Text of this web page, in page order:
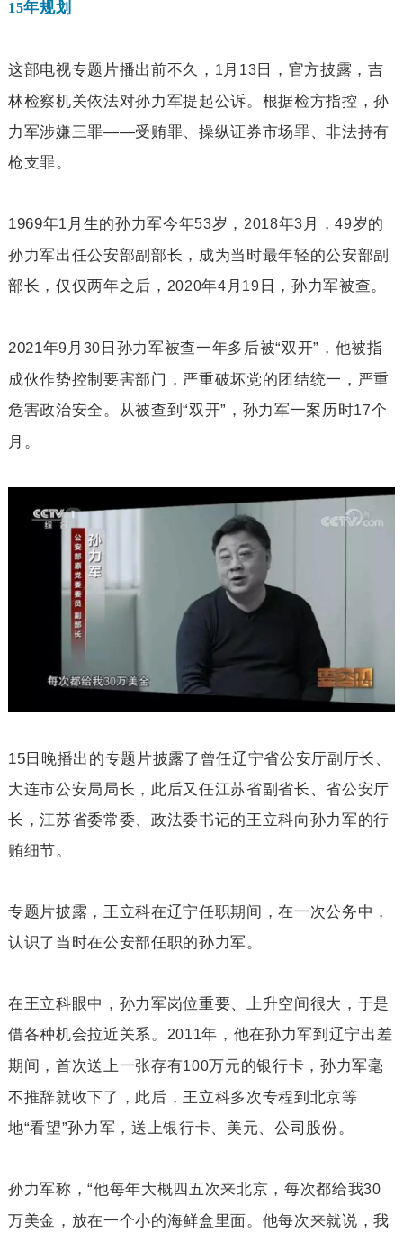
15年规划
这部电视专题片播出前不久， 1 月 13 日，官方披露，吉
林检察机关依法对孙力军提起公诉。根据检方指控，孙
力军涉嫌三罪——受贿罪、操纵证券市场罪、非法持有
枪支罪。
1969年1 月生的孙力军今年53岁， 2018年3 月，49岁的
孙力军出任公安部副部长，成为当时最年轻的公安部副
部长，仅仅两年之后， 2020年4 月 19 日，孙力军被查。
2021年9 月 30 日孙力军被查一年多后被“双开”，他被指
成伙作势控制要害部门，严重破坏党的团结统一，严重
危害政治安全。从被查到“双开”，孙力军一案历时17个
月。
15 日晚播出的专题片披露了曾任辽宁省公安厅副厅长、
大连市公安局局长，此后又任江苏省副省长、省公安厅
长，江苏省委常委、政法委书记的王立科向孙力军的行
贿细节。
专题片披露，王立科在辽宁任职期间，在一次公务中，
认识了当时在公安部任职的孙力军。
在王立科眼中，孙力军岗位重要、上升空间很大，于是
借各种机会拉近关系。
2011年，他在孙力军到辽宁出差
期间，首次送上一张存有100万元的银行卡，孙力军毫
不推辞就收下了，此后，王立科多次专程到北京等
地“看望”孙力军，送上银行卡、美元、公司股份。
孙力军称，“他每年大概四五次来北京，每次都给我30
万美金，放在一个小的海鲜盒里面。他每次来就说，我